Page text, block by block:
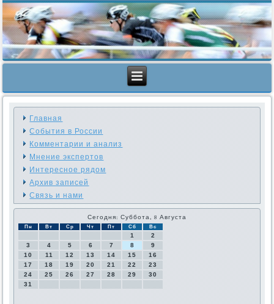
Главная
События в России
Комментарии и анализ
Мнение экспертов
Интересное рядом
Архив записей
Связь и нами
Сегодня: Суббота, 8 Августа
Пн Вт Ср Чт Пт Сб Вс
1
2
3
4 5 6 7 8
9
10
11 12 13 14 15
16
17
18 19 20 21 22
23
24
25 26 27 28 29
30
31